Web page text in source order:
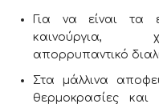
Για να είναι τα
καινούργια,
απορρυπαντικό
Στα μάλλινα
θερμοκρασίες